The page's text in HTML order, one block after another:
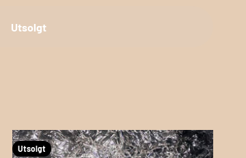
Utsolgt
Utsolgt